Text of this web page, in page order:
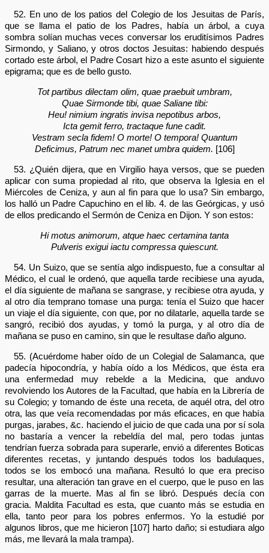
52. En uno de los patios del Colegio de los Jesuitas de París,
que se llama el patio de los Padres, había un árbol, a cuya
sombra solían muchas veces conversar los eruditísimos Padres
Sirmondo, y Saliano, y otros doctos Jesuitas: habiendo después
cortado este árbol, el Padre Cosart hizo a este asunto el siguiente
epigrama; que es de bello gusto.
Tot partibus dilectam olim, quae praebuit umbram,
Quae Sirmonde tibi, quae Saliane tibi:
Heu! nimium ingratis invisa nepotibus arbos,
Icta gemit ferro, tractaque fune cadit.
Vestram secla fidem! O morte! O tempora! Quantum
Deficimus, Patrum nec manet umbra quidem. [106]
53. ¿Quién dijera, que en Virgilio haya versos, que se pueden
aplicar con suma propiedad al rito, que observa la Iglesia en el
Miércoles de Ceniza, y aun al fin para que lo usa? Sin embargo,
los halló un Padre Capuchino en el lib. 4. de las Geórgicas, y usó
de ellos predicando el Sermón de Ceniza en Dijon. Y son estos:
Hi motus animorum, atque haec certamina tanta
Pulveris exigui iactu compressa quiescunt.
54. Un Suizo, que se sentía algo indispuesto, fue a consultar al
Médico, el cual le ordenó, que aquella tarde recibiese una ayuda,
el día siguiente de mañana se sangrase, y recibiese otra ayuda, y
al otro día temprano tomase una purga: tenía el Suizo que hacer
un viaje el día siguiente, con que, por no dilatarle, aquella tarde se
sangró, recibió dos ayudas, y tomó la purga, y al otro día de
mañana se puso en camino, sin que le resultase daño alguno.
55. (Acuérdome haber oído de un Colegial de Salamanca, que
padecía hipocondría, y había oído a los Médicos, que ésta era
una enfermedad muy rebelde a la Medicina, que anduvo
revolviendo los Autores de la Facultad, que había en la Librería de
su Colegio; y tomando de éste una receta, de aquél otra, del otro
otra, las que veía recomendadas por más eficaces, en que había
purgas, jarabes, &c. haciendo el juicio de que cada una por sí sola
no bastaría a vencer la rebeldía del mal, pero todas juntas
tendrían fuerza sobrada para superarle, envió a diferentes Boticas
diferentes recetas, y juntando después todos los badulaques,
todos se los embocó una mañana. Resultó lo que era preciso
resultar, una alteración tan grave en el cuerpo, que le puso en las
garras de la muerte. Mas al fin se libró. Después decía con
gracia. Maldita Facultad es esta, que cuanto más se estudia en
ella, tanto peor para los pobres enfermos. Yo la estudié por
algunos libros, que me hicieron [107] harto daño; si estudiara algo
más, me llevará la mala trampa).